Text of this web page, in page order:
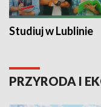
Studiuj w Lublinie
PRZYRODA I